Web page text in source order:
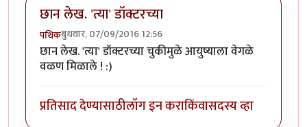
छान लेख. 'त्या' डॉक्टरच्या
पथिकबुधवार, 07/09/2016 12:56
छान लेख. 'त्या' डॉक्टरच्या चुकीमुळे आयुष्याला वेगळे
वळण मिळाले ! :)
प्रतिसाद देण्यासाठीलॉग इन कराकिंवासदस्य व्हा